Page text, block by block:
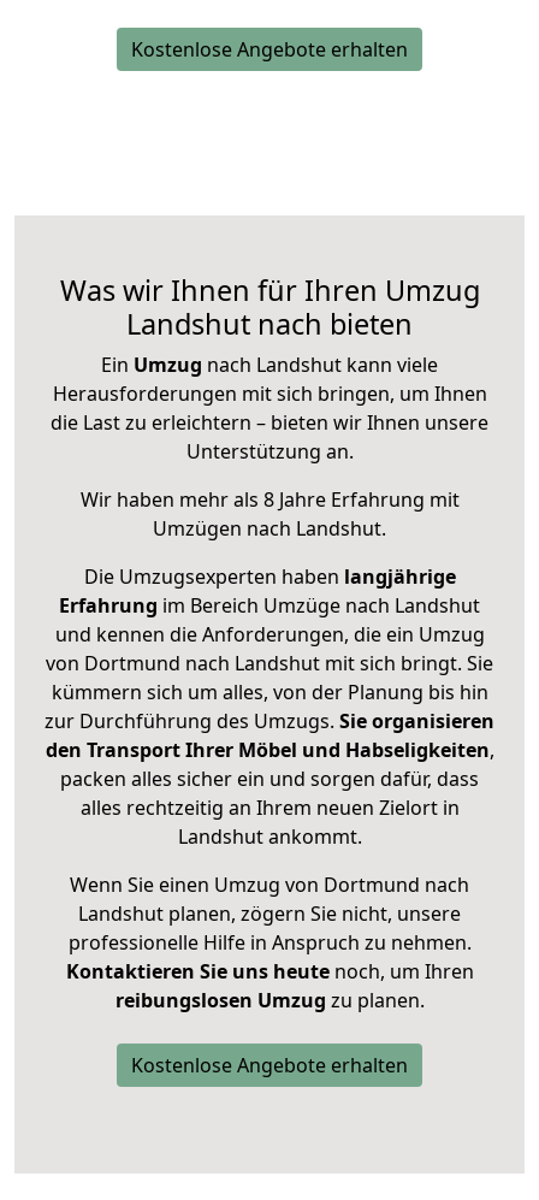
Kostenlose Angebote erhalten
Was wir Ihnen für Ihren Umzug
Landshut nach bieten
Ein Umzug nach Landshut kann viele
Herausforderungen mit sich bringen, um Ihnen
die Last zu erleichtern – bieten wir Ihnen unsere
Unterstützung an.
Wir haben mehr als 8 Jahre Erfahrung mit
Umzügen nach Landshut.
Die Umzugsexperten haben langjährige
Erfahrung im Bereich Umzüge nach Landshut
und kennen die Anforderungen, die ein Umzug
von Dortmund nach Landshut mit sich bringt. Sie
kümmern sich um alles, von der Planung bis hin
zur Durchführung des Umzugs. Sie organisieren
den Transport Ihrer Möbel und Habseligkeiten,
packen alles sicher ein und sorgen dafür, dass
alles rechtzeitig an Ihrem neuen Zielort in
Landshut ankommt.
Wenn Sie einen Umzug von Dortmund nach
Landshut planen, zögern Sie nicht, unsere
professionelle Hilfe in Anspruch zu nehmen.
Kontaktieren Sie uns heutenoch, um Ihren
reibungslosen Umzug zu planen.
Kostenlose Angebote erhalten